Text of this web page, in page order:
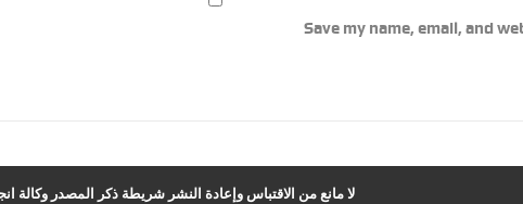
Save my name, email, and
لا مانع من الاقتباس وإعادة النشر شريطة ذكر المصدر وكالة